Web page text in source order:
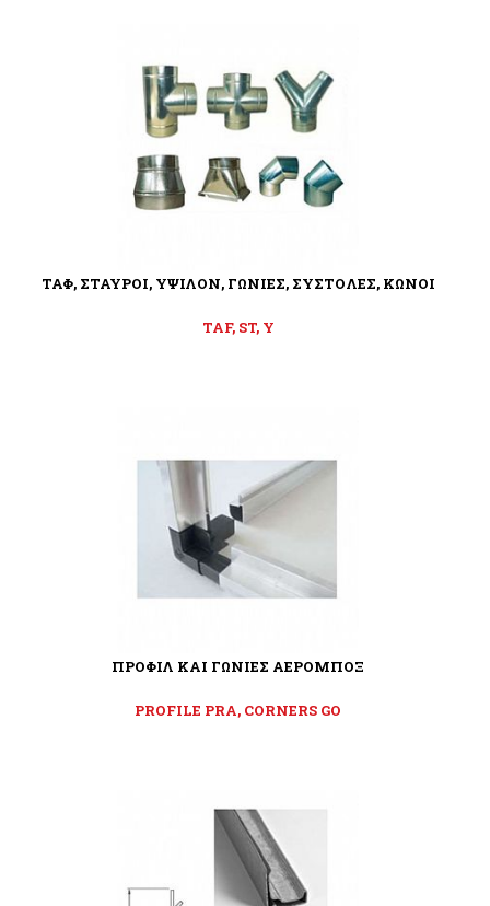
ΤΑΦ, ΣΤΑΥΡΟΙ, ΥΨΙΛΟΝ, ΓΩΝΙΕΣ, ΣΥΣΤΟΛΕΣ, ΚΩΝΟΙ
TAF, ST, Y
ΠΡΟΦΙΛ ΚΑΙ ΓΩΝΙΕΣ ΑΕΡΟΜΠΟΞ
PROFILE PRA, CORNERS GO